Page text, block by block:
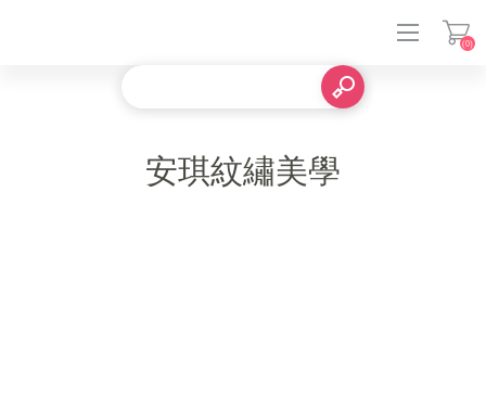
(0)
安琪紋繡美學